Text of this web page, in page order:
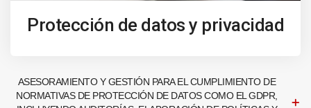
Protección de datos y privacidad
ASESORAMIENTO Y GESTIÓN PARA EL CUMPLIMIENTO DE
NORMATIVAS DE PROTECCIÓN DE DATOS COMO EL GDPR,